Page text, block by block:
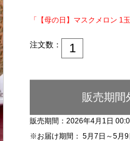
「【母の日】マスクメロン 1
注文数：
販売期間
販売期間：2026年4月1日
※お届け期間： 5月7日～5月9